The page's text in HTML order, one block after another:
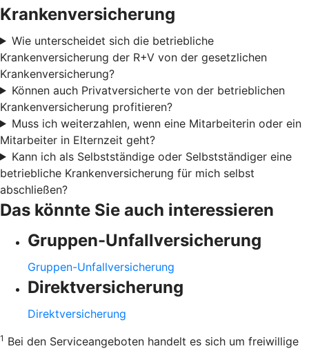
Krankenversicherung
Wie unterscheidet sich die betriebliche
Krankenversicherung der R+V von der gesetzlichen
Krankenversicherung?
Können auch Privatversicherte von der betrieblichen
Krankenversicherung profitieren?
Muss ich weiterzahlen, wenn eine Mitarbeiterin oder ein
Mitarbeiter in Elternzeit geht?
Kann ich als Selbstständige oder Selbstständiger eine
betriebliche Krankenversicherung für mich selbst
abschließen?
Das könnte Sie auch interessieren
Gruppen-Unfallversicherung
Gruppen-Unfallversicherung
Direktversicherung
Direktversicherung
1 Bei den Serviceangeboten handelt es sich um freiwillige